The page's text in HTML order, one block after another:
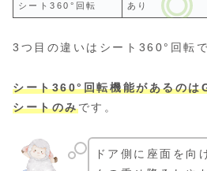
シート360°回転 あり
3つ目の違いはシート360°回転で
シート360°回転機能があるの
シートのみです。
ドア側に座面を向